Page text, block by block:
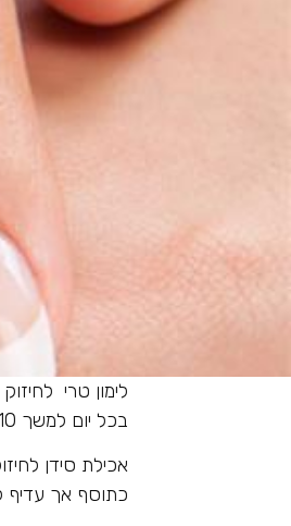
לימון טרי
בכל יום למשך 10 דקות. לאחר מספר ימים ושימוש קבוע במיץ הלימון הציפורניים יתחזקו.
אכילת סידן
כתוסף אך עדיף